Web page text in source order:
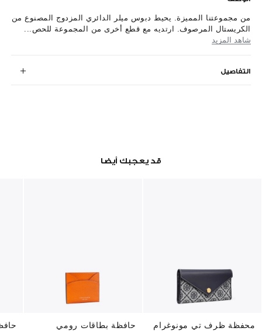
من مجموعتنا المميزة. يحيط دبوس ميلر الدائري المزدوج المصنوع من
الكريستال المرصوف. ارتديه مع قطع أخرى من المجموعة للحص...
شاهد المزيد
التفاصيل
قد يعجبك أيضا
محفظة ظرف تي مونوغرام
حافظة بطاقات رومي